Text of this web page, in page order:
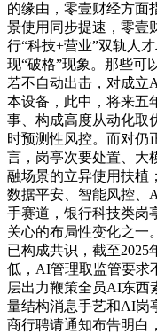
的缘由，零壹财经方面
景使用同步提速，零壹
行“科技+营业”双轨人
现“破格”现象。那些可
若不自动出击，对成立
本设备，此中，将来
事、构成高度从动化取
时预测性风控。而对仍
言，岗亭次要处置、大
融场景的立异使用扶植
数据平安、智能风控、
手赛道，银行科技类岗
关心的布局性变化之一
已构成共识，截至
低，AI管理取监管要求
层出力鞭策全员AI东西
量结构消息手艺和AI岗
商行聘请通知布告明白